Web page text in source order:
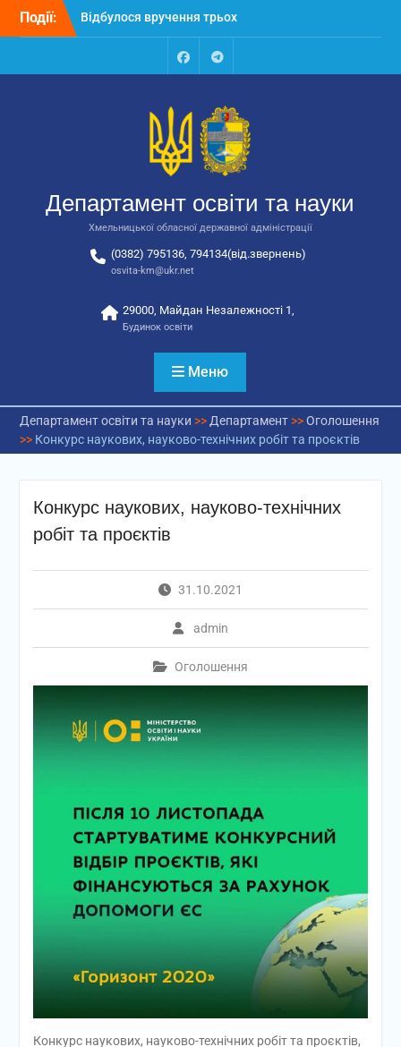
Перейти
Події:
Відбулося вручення трьох
автобусів для потреб
Відбулося засідання
освіти та науки обласної
державної адміністрації
Відбулась обласна
національно-патріотичне
виховання
FacebookTalegram
Департамент освіти та науки
Хмельницької обласної державної адміністрації
(0382) 795136, 794134(від.звернень)
osvita-km@ukr.net
29000, Майдан Незалежності 1,
Будинок освіти
Меню
Департамент освіти та науки >> Департамент>>Оголошення
>> Конкурс наукових, науково-технічних робіт та проєктів
Конкурс наукових, науково-технічних
робіт та проєктів
31.10.2021
admin
Оголошення
Конкурс наукових, науково-технічних робіт та проєктів,